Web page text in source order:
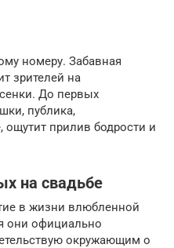
номеру. Забавная
зрителей на
До первых
публика,
ощутит прилив бодрости и
на свадьбе
в жизни влюбленной
они официально
окружающим о